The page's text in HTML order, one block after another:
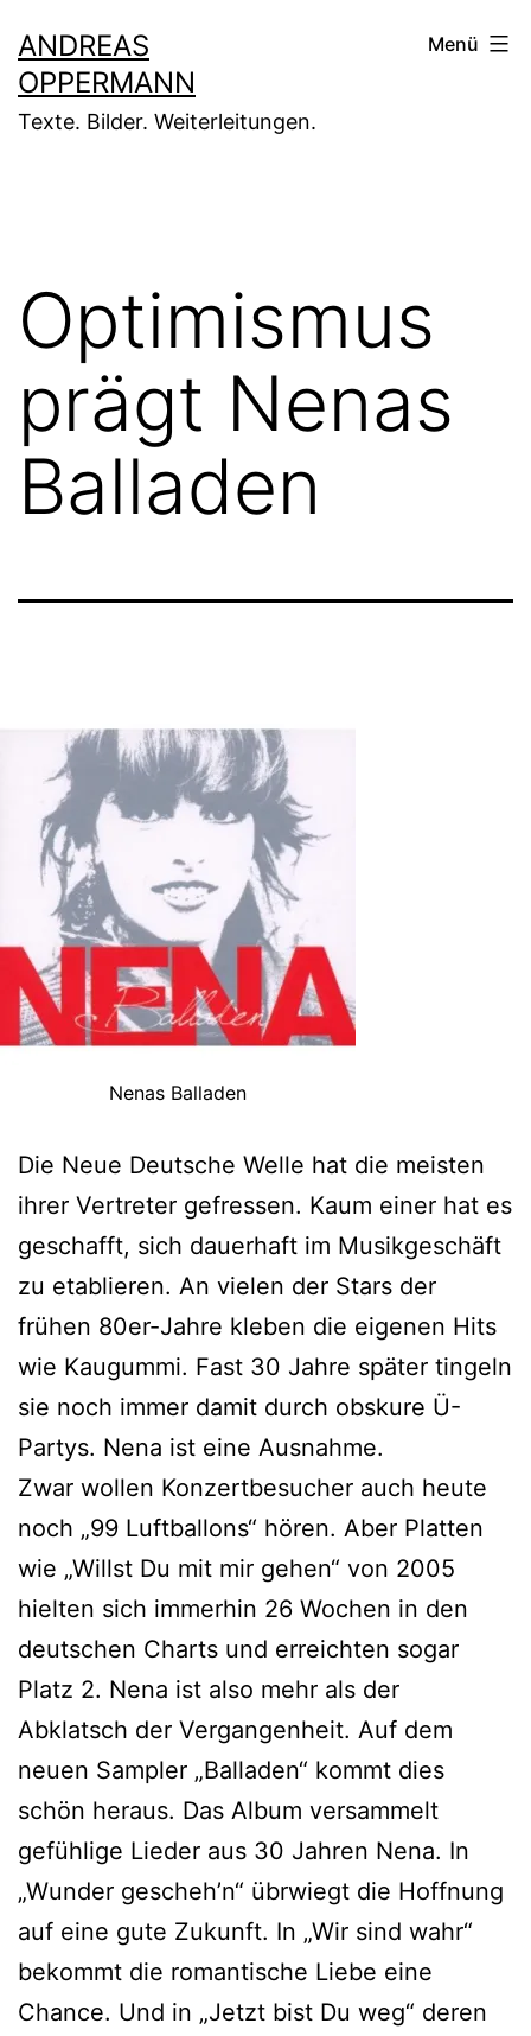
Inhalt
springen
ANDREAS
OPPERMANN
Texte. Bilder. Weiterleitungen.
Menü
Optimismus
prägt Nenas
Balladen
Nenas Balladen
Die Neue Deutsche Welle hat die meisten
ihrer Vertreter gefressen. Kaum einer hat es
geschafft, sich dauerhaft im Musikgeschäft
zu etablieren. An vielen der Stars der
frühen 80er-Jahre kleben die eigenen Hits
wie Kaugummi. Fast 30 Jahre später tingeln
sie noch immer damit durch obskure Ü-
Partys. Nena ist eine Ausnahme.
Zwar wollen Konzertbesucher auch heute
noch „99 Luftballons“ hören. Aber Platten
wie „Willst Du mit mir gehen“ von 2005
hielten sich immerhin 26 Wochen in den
deutschen Charts und erreichten sogar
Platz 2. Nena ist also mehr als der
Abklatsch der Vergangenheit. Auf dem
neuen Sampler „Balladen“ kommt dies
schön heraus. Das Album versammelt
gefühlige Lieder aus 30 Jahren Nena. In
„Wunder gescheh’n“ übrwiegt die Hoffnung
auf eine gute Zukunft. In „Wir sind wahr“
bekommt die romantische Liebe eine
Chance. Und in „Jetzt bist Du weg“ deren